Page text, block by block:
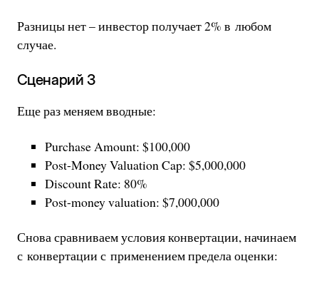
Разницы нет – инвестор получает 2% в любом
случае.
Сценарий 3
Еще раз меняем вводные:
Purchase Amount: $100,000
Post-Money Valuation Cap: $5,000,000
Discount Rate: 80%
Post-money valuation: $7,000,000
Снова сравниваем условия конвертации, начинаем
с конвертации с применением предела оценки: